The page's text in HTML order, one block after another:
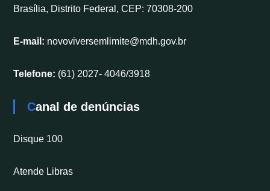
Brasília, Distrito Federal, CEP: 70308-200
E-mail: novoviversemlimite@mdh.gov.br
Telefone: (61) 2027- 4046/3918
Canal de denúncias
Disque 100
Atende Libras